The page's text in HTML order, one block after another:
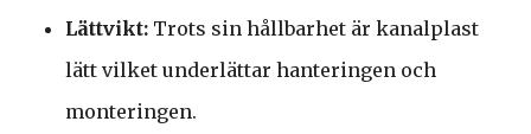
Lättvikt: Trots sin hållbarhet är kanalplast
lätt vilket underlättar hanteringen och
monteringen.